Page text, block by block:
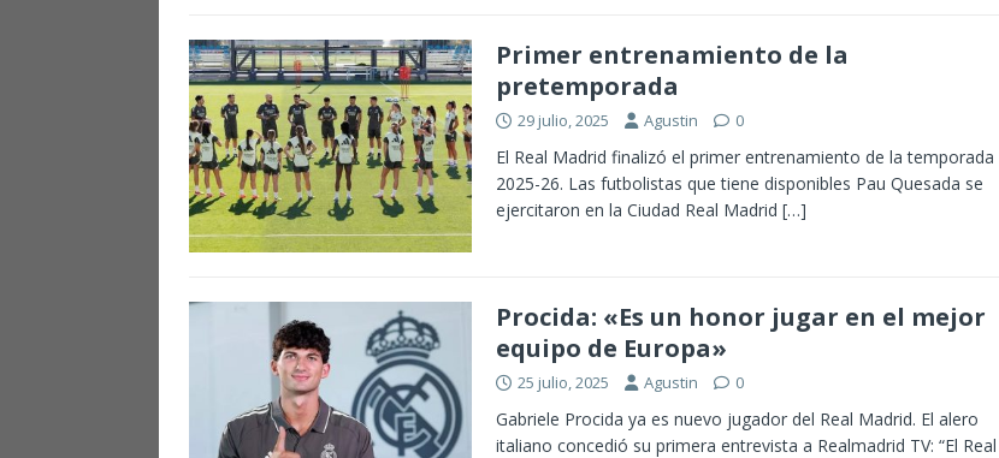
Primer entrenamiento de la
pretemporada
29 julio, 2025 Agustin 0
El Real Madrid finalizó el primer entrenamiento de la temporada
2025-26. Las futbolistas que tiene disponibles Pau Quesada se
ejercitaron en la Ciudad Real Madrid […]
Procida: «Es un honor jugar en el mejor
equipo de Europa»
25 julio, 2025 Agustin 0
Gabriele Procida ya es nuevo jugador del Real Madrid. El alero
italiano concedió su primera entrevista a Realmadrid TV: “El Real